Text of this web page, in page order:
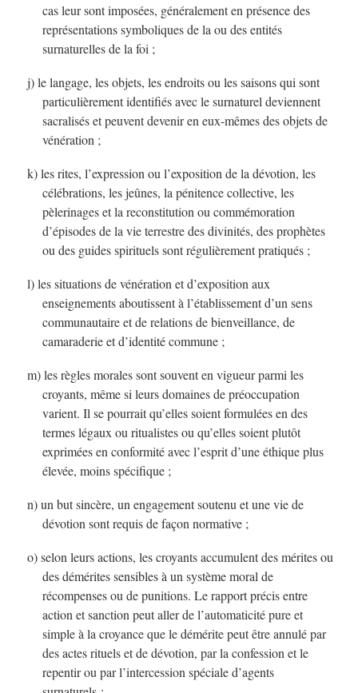
cas leur sont imposées, généralement en présence des
représentations symboliques de la ou des entités
surnaturelles de la foi ;
j) le langage, les objets, les endroits ou les saisons qui sont
particulièrement identifiés avec le surnaturel deviennent
sacralisés et peuvent devenir en eux-mêmes des objets de
vénération ;
k) les rites, l’expression ou l’exposition de la dévotion, les
célébrations, les jeûnes, la pénitence collective, les
pèlerinages et la reconstitution ou commémoration
d’épisodes de la vie terrestre des divinités, des prophètes
ou des guides spirituels sont régulièrement pratiqués ;
l) les situations de vénération et d’exposition aux
enseignements aboutissent à l’établissement d’un sens
communautaire et de relations de bienveillance, de
camaraderie et d’identité commune ;
m) les règles morales sont souvent en vigueur parmi les
croyants, même si leurs domaines de préoccupation
varient. Il se pourrait qu’elles soient formulées en des
termes légaux ou ritualistes ou qu’elles soient plutôt
exprimées en conformité avec l’esprit d’une éthique plus
élevée, moins spécifique ;
n) un but sincère, un engagement soutenu et une vie de
dévotion sont requis de façon normative ;
o) selon leurs actions, les croyants accumulent des mérites ou
des démérites sensibles à un système moral de
récompenses ou de punitions. Le rapport précis entre
action et sanction peut aller de l’automaticité pure et
simple à la croyance que le démérite peut être annulé par
des actes rituels et de dévotion, par la confession et le
repentir ou par l’intercession spéciale d’agents